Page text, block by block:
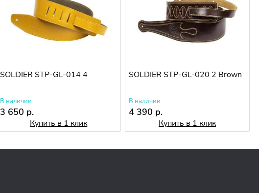
SOLDIER STP-GL-014 4
В наличии
3 650 р.
Купить в 1 клик
SOLDIER STP-GL-020 2 Brown
В наличии
4 390 р.
Купить в 1 клик